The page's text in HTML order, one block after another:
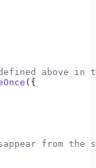
above in
({
from the